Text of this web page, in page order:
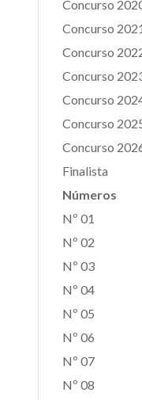
Concurso
Concurso
Concurso
Concurso
Concurso
Concurso
Concurso
Finalista
Números
Nº 01
Nº 02
Nº 03
Nº 04
Nº 05
Nº 06
Nº 07
Nº 08